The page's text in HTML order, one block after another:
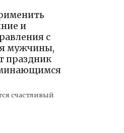
и
с
мужчины,
праздник
счастливый